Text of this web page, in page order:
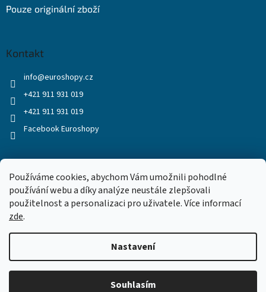
Používáme cookies, abychom Vám umožnili pohodlné
používání webu a díky analýze neustále zlepšovali
použitelnost a personalizaci pro uživatele. Více informací
zde.
Nastavení
Souhlasím
Pouze originální zboží
Kontakt
info@euroshopy.cz
+421 911 931 019
+421 911 931 019
Facebook Euroshopy
Vytvořil Shoptet
Euroshopy. Všechna práva vyhrazena.